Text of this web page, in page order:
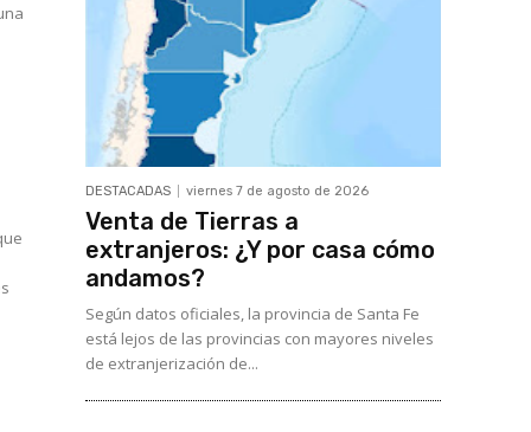
DESTACADAS viernes 7 de agosto de 2026
Venta de Tierras a
extranjeros: ¿Y por casa cómo
andamos?
Según datos oficiales, la provincia de Santa Fe
está lejos de las provincias con mayores niveles
de extranjerización de...